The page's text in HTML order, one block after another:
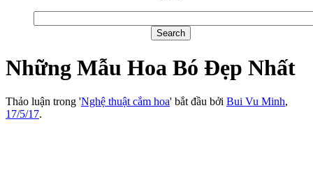
Những Mẫu Hoa Bó Đẹp Nhất
Thảo luận trong 'Nghệ thuật cắm hoa' bắt đầu bởi Bui Vu Minh,
17/5/17.